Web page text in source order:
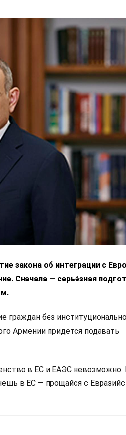
закона об интеграции с
Сначала — серьёзная
граждан без
Армении придётся подавать
в ЕС и ЕАЭС невозможно.
в ЕС — прощайся с